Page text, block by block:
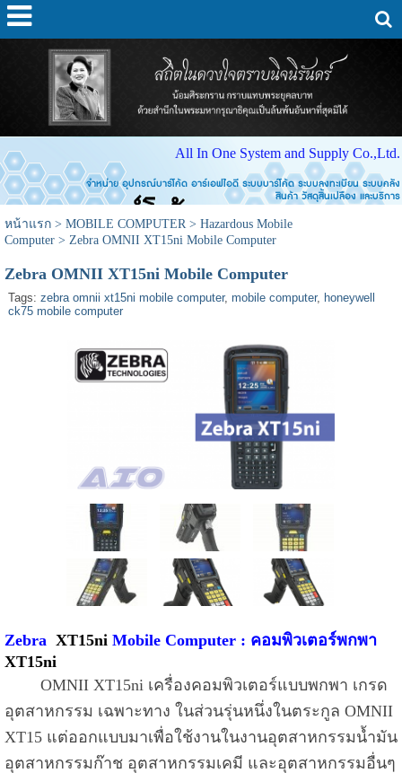
All In One System and Supply Co.,Ltd.
จำหน่าย อุปกรณ์บาร์โค้ด อาร์เอฟไอดี ระบบบาร์โค้ด ระบบลงทะเบียน ระบบคลัง
สินค้า วัสดุสิ้นเปลือง และบริการ
หน้าแรก> MOBILE COMPUTER > Hazardous Mobile
Computer> Zebra OMNII XT15ni Mobile Computer
Zebra OMNII XT15ni Mobile Computer
Tags: zebra omnii xt15ni mobile computer, mobile computer, honeywell
ck75 mobile computer
Zebra XT15ni Mobile Computer : คอมพิวเตอร์พกพา
XT15ni
OMNII XT15ni เครื่องคอมพิวเตอร์แบบพกพา เกรด
อุตสาหกรรม เฉพาะทาง ในส่วนรุ่นหนึ่งในตระกูล OMNII
XT15 แต่ออกแบบมาเพื่อใช้งานในงานอุตสาหกรรมน้ำมัน
อุตสาหกรรมก๊าช อุตสาหกรรมเคมี และอุตสาหกรรมอื่นๆ